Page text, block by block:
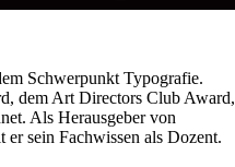
Schwerpunkt Typografie.
dem Art Directors Club Award,
Als Herausgeber von
sein Fachwissen als Dozent.